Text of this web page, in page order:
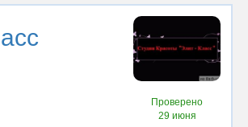
Проверено
29 июня